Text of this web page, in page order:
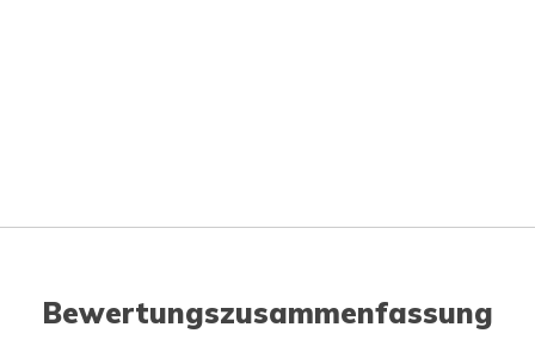
Bewertungszusammenfassung